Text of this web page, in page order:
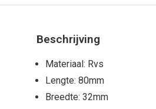
Beschrijving
Materiaal: Rvs
Lengte: 80mm
Breedte: 32mm